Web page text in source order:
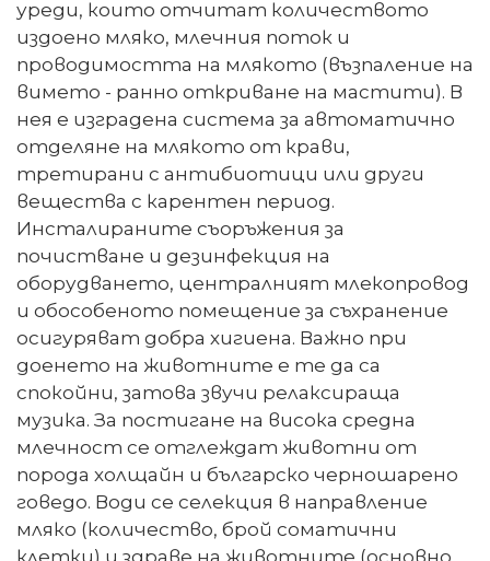
уреди, които отчитат количеството
издоено мляко, млечния поток и
проводимостта на млякото (възпаление на
вимето - ранно откриване на мастити). В
нея е изградена система за автоматично
отделяне на млякото от крави,
третирани с антибиотици или други
вещества с карентен период.
Инсталираните съоръжения за
почистване и дезинфекция на
оборудването, централният млекопровод
и обособеното помещение за съхранение
осигуряват добра хигиена. Важно при
доенето на животните е те да са
спокойни, затова звучи релаксираща
музика. За постигане на висока средна
млечност се отглеждат животни от
порода холщайн и българско черношарено
говедо. Води се селекция в направление
мляко (количество, брой соматични
клетки) и здраве на животните (основно